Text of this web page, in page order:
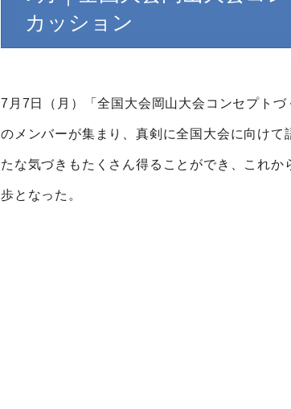
カッション
7月7日（月）「全国大会岡山大会コンセプト
のメンバーが集まり、真剣に全国大会に向け
たな気づきもたくさん得ることができ、これ
歩となった。